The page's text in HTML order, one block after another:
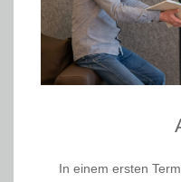
In einem ersten